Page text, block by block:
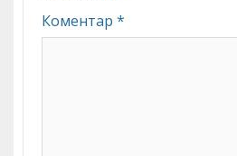
Коментар *